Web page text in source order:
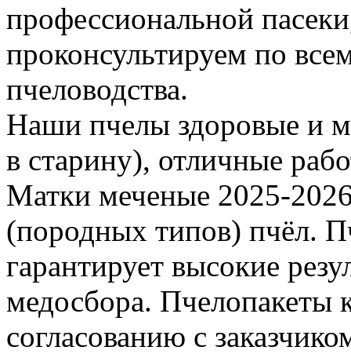
профессиональной
проконсультируем по
пчеловодства.
Наши пчелы здоровые и
в старину), отличные
Матки меченые 2025-
(породных типов) пчёл.
гарантирует высокие
медосбора. Пчелопакеты
согласованию с